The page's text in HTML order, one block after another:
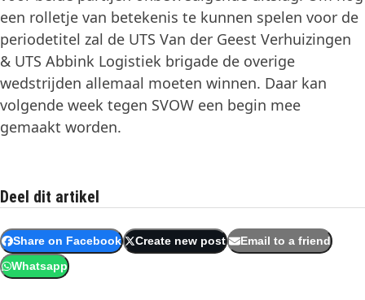
een rolletje van betekenis te kunnen spelen voor de
periodetitel zal de UTS Van der Geest Verhuizingen
& UTS Abbink Logistiek brigade de overige
wedstrijden allemaal moeten winnen. Daar kan
volgende week tegen SVOW een begin mee
gemaakt worden.
Deel dit artikel
Share on Facebook Create new post Email to a friend
Whatsapp